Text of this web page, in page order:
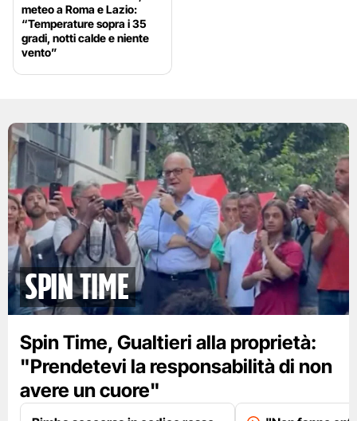
meteo a Roma e Lazio:
“Temperature sopra i 35
gradi, notti calde e niente
vento”
spin time
Spin Time, Gualtieri alla proprietà:
"Prendetevi la responsabilità di non
avere un cuore"